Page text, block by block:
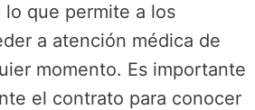
que permite a los
a atención médica de
momento. Es importante
el contrato para conocer